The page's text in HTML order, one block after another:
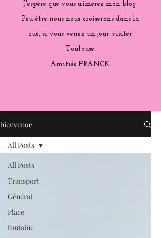
J'espère que vous aimerez mon blog.
Peu-être nous nous croiserons dans la
rue, si vous venez un jour visiter
Toulouse.
Amitiés FRANCK.
bienvenue
All Posts
Transport
Général
Place
fontaine
All Posts